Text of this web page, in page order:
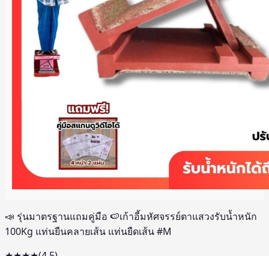
📣 รุ่นมาตรฐานแถมคู่มือ 🍉เก้าอี้มหัศจรรย์ตาแสวงรับน้ำหนัก
100Kg แท่นยืนคลายเส้น แท่นยืดเส้น #M